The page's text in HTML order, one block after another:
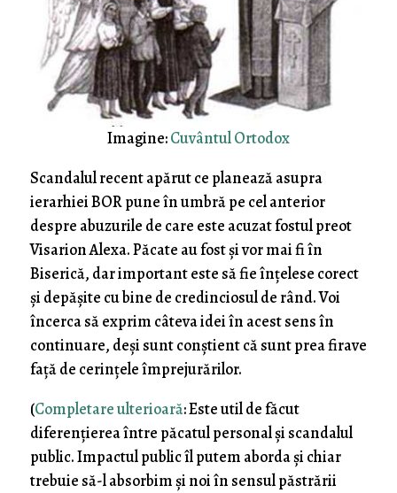
Imagine:Cuvântul Ortodox
Scandalul recent apărut ce planează asupra
ierarhiei BOR pune în umbră pe cel anterior
despre abuzurile de care este acuzat fostul preot
Visarion Alexa. Păcate au fost și vor mai fi în
Biserică, dar important este să fie înțelese corect
și depășite cu bine de credinciosul de rând. Voi
încerca să exprim câteva idei în acest sens în
continuare, deși sunt conștient că sunt prea firave
față de cerințele împrejurărilor.
(Completare ulterioară: Este util de făcut
diferențierea între păcatul personal și scandalul
public. Impactul public îl putem aborda și chiar
trebuie să-l absorbim și noi în sensul păstrării